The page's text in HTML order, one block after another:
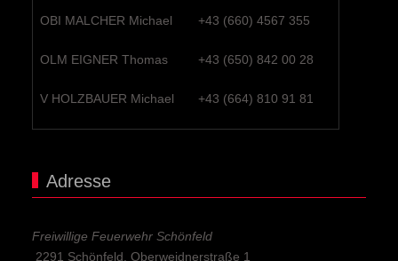
OBI MALCHER Michael +43 (660) 4567 355
OLM EIGNER Thomas +43 (650) 842 00 28
V HOLZBAUER Michael +43 (664) 810 91 81
Adresse
Freiwillige Feuerwehr Schönfeld
2291 Schönfeld, Oberweidnerstraße 1